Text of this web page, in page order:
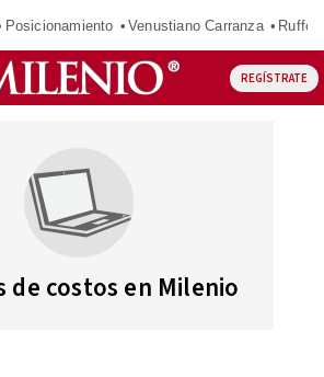
Posicionamiento Venustiano Carranza Ruffo
REGÍSTRATE
de costos en Milenio